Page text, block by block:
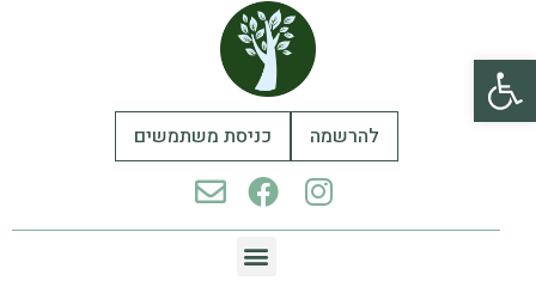
פתח סרגל נגישות
להרשמה כניסת משתמשים